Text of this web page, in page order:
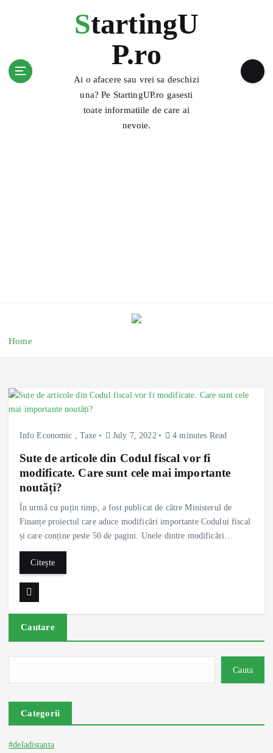
StartingU
P.ro
Ai o afacere sau vrei sa deschizi
una? Pe StartingUP.ro gasesti
toate informatiile de care ai
nevoie.
Home
Info Economic Taxe July 7, 2022 4 minutes Read
Sute de articole din Codul fiscal vor fi
modificate. Care sunt cele mai importante
noutăți?
În urmă cu puțin timp, a fost publicat de către Ministerul de
Finanțe proiectul care aduce modificări importante Codului fiscal
și care conține peste 50 de pagini. Unele dintre modificări…
Citește
Cautare
Cauta
Categorii
#deladistanta